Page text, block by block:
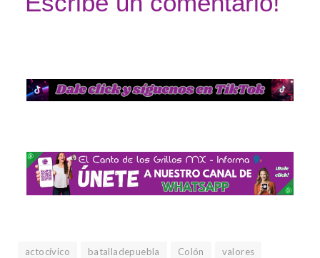
actocívico batalladepuebla Colón valores